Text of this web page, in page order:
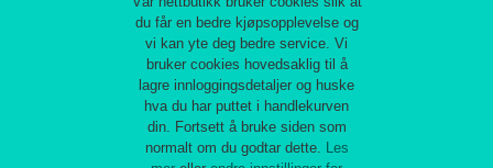
du får en bedre kjøpsopplevelse og
vi kan yte deg bedre service. Vi
bruker cookies hovedsaklig til å
lagre innloggingsdetaljer og huske
hva du har puttet i handlekurven
din. Fortsett å bruke siden som
normalt om du godtar dette. Les